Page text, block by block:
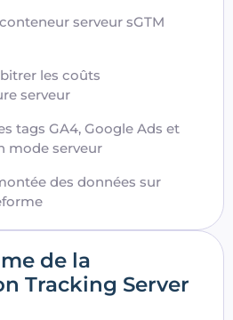
serveur sGTM
les coûts
serveur
tags GA4, Google Ads et
mode serveur
des données sur
de la
Tracking Server